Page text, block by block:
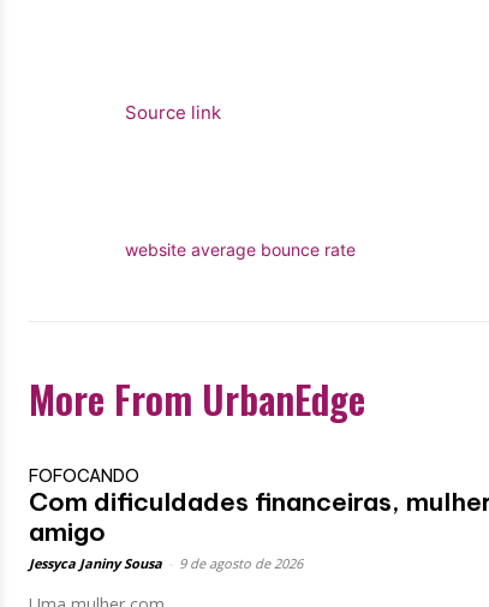
Source link
website average bounce rate
More From UrbanEdge
FOFOCANDO
Com dificuldades financeiras,
amigo
Jessyca Janiny Sousa 9 de agosto de 2026